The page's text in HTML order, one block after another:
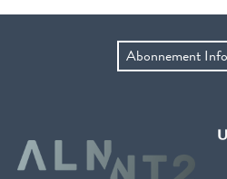
Abonnement